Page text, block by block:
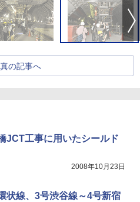
の記事へ
JCT工事に用いたシールド
2008年10月23日
状線、3号渋谷線～4号新宿